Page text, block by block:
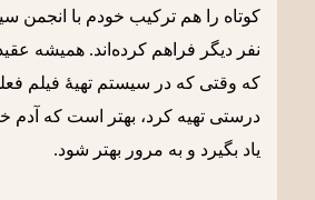
کوتاه را هم ترکیب خودم با انجمن
نفر دیگر فراهم کرده‌اند. همیشه
که وقتی که در سیستم تهیۀ فیلم
درستی تهیه کرد، بهتر است که آدم
یاد بگیرد و به مرور بهتر شود.